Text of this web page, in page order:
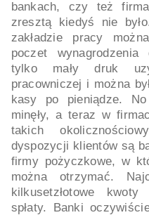
bankach, czy też
zresztą kiedyś nie
zakładzie pracy
poczet wynagrodzenia
tylko mały druk
pracowniczej i można
kasy po pieniądze.
minęły, a teraz w
takich
dyspozycji klientów są
firmy pożyczkowe, w
można otrzymać.
kilkusetzłotowe
spłaty. Banki